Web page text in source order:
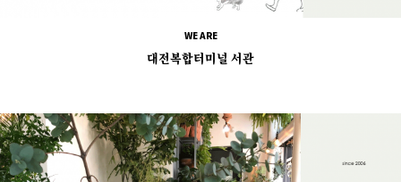
WE ARE
대전복합터미널 서관